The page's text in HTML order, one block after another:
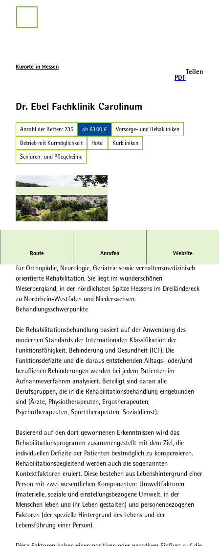
Kurorte in Hessen
PDF
Teilen
Dr. Ebel Fachklinik Carolinum
Anzahl der Betten: 235 ab 63,00 €
Vorsorge- und Rehakliniken
Betrieb mit Kurmöglichkeit
Hotel
Kurkliniken
Senioren- und Pflegeheime
Route Anrufen Website
Die Dr. Ebel Fachklinik Carolinum ist spezialisiert auf Rehabilitation
für Orthopädie, Neurologie, Geriatrie sowie verhaltensmedizinisch
orientierte Rehabilitation. Sie liegt im wunderschönen
Weserbergland, in der nördlichsten Spitze Hessens im Dreiländereck
zu Nordrhein-Westfalen und Niedersachsen.
Behandlungsschwerpunkte
Die Rehabilitationsbehandlung basiert auf der Anwendung des
modernen Standards der Internationalen Klassifikation der
Funktionsfähigkeit, Behinderung und Gesundheit (ICF). Die
Funktionsdefizite und die daraus entstehenden Alltags- oder/und
beruflichen Behinderungen werden bei jedem Patienten im
Aufnahmeverfahren analysiert. Beteiligt sind daran alle
Berufsgruppen, die in die Rehabilitationsbehandlung eingebunden
sind (Ärzte, Physiotherapeuten, Ergotherapeuten,
Psychotherapeuten, Sporttherapeuten, Sozialdienst).
Basierend auf den dort gewonnenen Erkenntnissen wird das
Rehabilitationsprogramm zusammengestellt mit dem Ziel, die
individuellen Defizite der Patienten bestmöglich zu kompensieren.
Rehabilitationsbegleitend werden auch die sogenannten
Kontextfaktoren eruiert. Diese bestehen aus Lebenshintergrund einer
Person mit zwei wesentlichen Komponenten: Umweltfaktoren
(materielle, soziale und einstellungsbezogene Umwelt, in der
Menschen leben und ihr Leben gestalten) und personenbezogenen
Faktoren (der spezielle Hintergrund des Lebens und der
Lebensführung einer Person).